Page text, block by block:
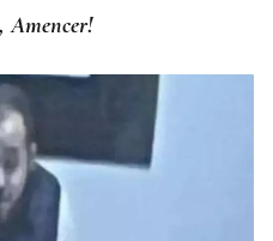
Amencer!